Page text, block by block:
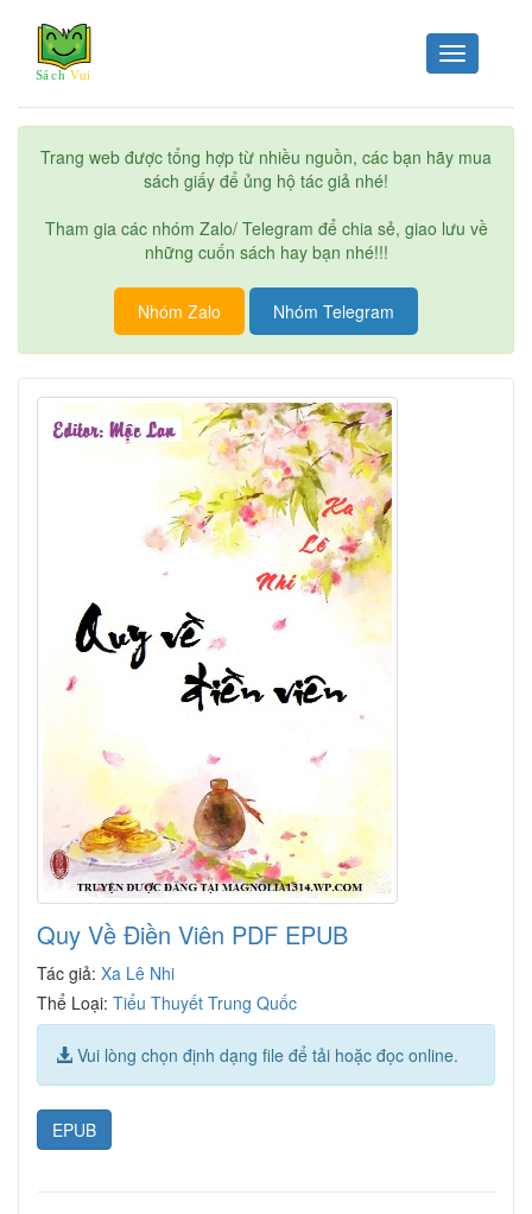
Toggle
navigation
Trang web được tổng hợp từ nhiều nguồn, các bạn hãy mua
sách giấy để ủng hộ tác giả nhé!
Tham gia các nhóm Zalo/ Telegram để chia sẻ, giao lưu về
những cuốn sách hay bạn nhé!!!
Nhóm Zalo Nhóm Telegram
Quy Về Điền Viên PDF EPUB
Tác giả: Xa Lê Nhi
Thể Loại: Tiểu Thuyết Trung Quốc
Vui lòng chọn định dạng file để tải hoặc đọc online.
EPUB